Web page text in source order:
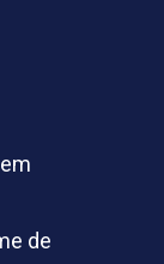
de